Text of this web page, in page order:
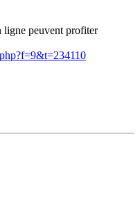
ligne peuvent profiter